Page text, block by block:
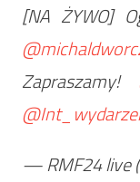
[NA ŻYWO]
Zapraszamy!
— RMF24 live